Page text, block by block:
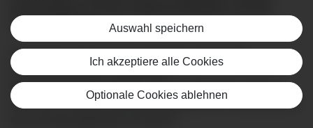
sozialen Bezüge.
Aber wie genau entwickelt sich eine chronische
Schmerzkrankheit? Und welche
Behandlungsmöglichkeiten gibt es? Was kann man tun,
wenn der Schmerz chronisch geworden ist? Und lässt sich
Auswahl speichern
Ich akzeptiere alle Cookies
Optionale Cookies ablehnen